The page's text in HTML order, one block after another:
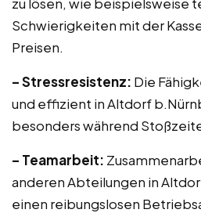
Schwierigkeiten mit der
Preisen.
– Stressresistenz: Die
und effizient in Altdorf
besonders während
– Teamarbeit:
anderen Abteilungen in
einen reibungslosen